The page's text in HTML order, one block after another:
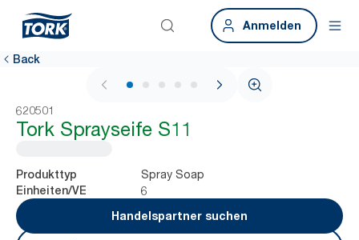
Anmelden
Back
1 / 6
620501
Tork Sprayseife S11
Produkttyp Spray Soap
Einheiten/VE
6
Handelspartner suchen